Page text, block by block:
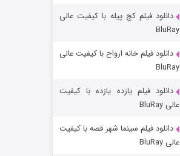
خاندان اژدها فصل ۳
دانلود فیلم کج‌ پیله با کیفیت عالی
BluRay
دانلود فیلم خانه ارواح با کیفیت عالی
BluRay
دانلود فیلم یازده یازده با کیفیت
عالی BluRay
دانلود فیلم سینما شهر قصه با کیفیت
عالی BluRay